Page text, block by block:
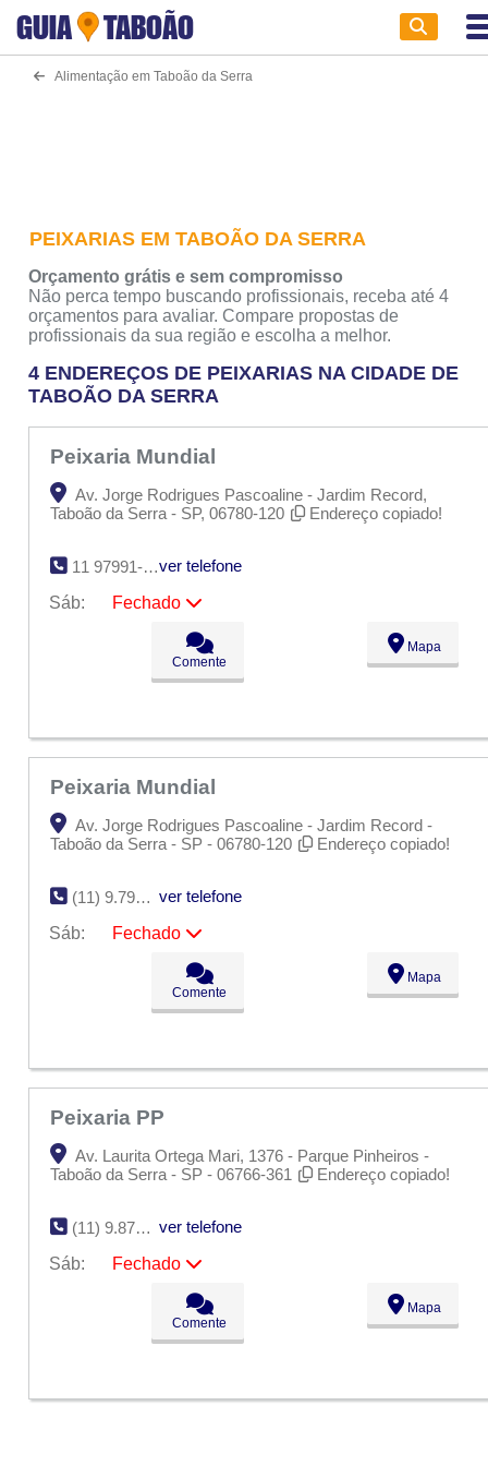
GUIA TABOÃO
Alimentação em Taboão da Serra
PEIXARIAS EM TABOÃO DA SERRA
Orçamento grátis e sem compromisso
Não perca tempo buscando profissionais, receba até 4
orçamentos para avaliar. Compare propostas de
profissionais da sua região e escolha a melhor.
4 ENDEREÇOS DE PEIXARIAS NA CIDADE DE
TABOÃO DA SERRA
Peixaria Mundial
Av. Jorge Rodrigues Pascoaline - Jardim Record,
Taboão da Serra - SP, 06780-120
Endereço copiado!
11 97991-1456
ver telefone
Sáb:
Fechado
09:00 - 18:00
09:00 - 18:00
09:00 - 18:00
Comente
Mapa
Peixaria Mundial
Av. Jorge Rodrigues Pascoaline - Jardim Record -
Taboão da Serra - SP - 06780-120
Endereço copiado!
(11) 9.7991-1456
ver telefone
Sáb:
Fechado
09:00 - 18:00
09:00 - 18:00
09:00 - 18:00
Comente
Mapa
Peixaria PP
Av. Laurita Ortega Mari, 1376 - Parque Pinheiros -
Taboão da Serra - SP - 06766-361
Endereço copiado!
(11) 9.8750-0658
ver telefone
Sáb:
Fechado
09:00 - 18:00
09:00 - 18:00
09:00 - 18:00
Comente
Mapa